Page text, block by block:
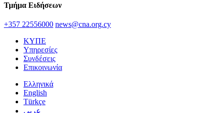
Τμήμα Ειδήσεων
+357 22556000 news@cna.org.cy
ΚΥΠΕ
Υπηρεσίες
Συνδέσεις
Επικοινωνία
Ελληνικά
English
Türkçe
عربي